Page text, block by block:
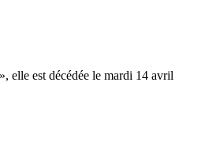
elle est décédée le mardi 14 avril